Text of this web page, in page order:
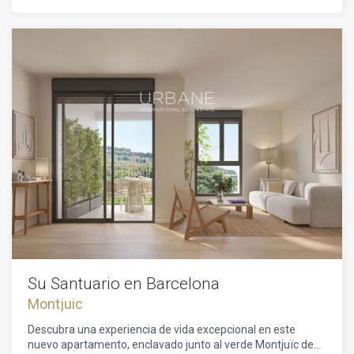
sostenible. Cada rincón de este hogar refleja el enfoque
estéticas que valoran el entorno natural.Si deseas un estilo
de vida que fusiona lo urbano con lo sereno, esta vivienda
en Montjuïc se presenta como tu refugio ideal. Aquí no solo
adquieres una residencia sino un marco para disfrutar la
vida según los ritmos de Barcelona, rodeado de naturaleza
pero conectado con el vibrante latido de la ciudad. Tu nueva
etapa comienza aquí, en Montjuïc.
arquitectónico innovador de Adoras Atelier Arquitectura, un
estudio reconocido por su enfoque sostenible, libre y
contemporáneo del diseño. El diseño del edificio integra la
sofisticación urbana con la serenidad de la naturaleza,
ofreciendo un estilo de vida inspirador que refleja lo mejor
del espíritu mediterráneo. La vivienda forma parte de un
complejo residencial que cuenta con zonas comunes
meticulosamente diseñadas, entre las que se incluyen un
gimnasio y una azotea con piscina, que invitan a los
residentes a relajarse mientras disfrutan de unas
impresionantes vistas de la ciudad. Su ubicación estratégica
te sitúa a solo unos minutos de los servicios esenciales:
colegios, supermercados, farmacias, centros de salud,
un paso de tu puerta. También hay disponible una plaza de
icónica, las hermosas playas y las experiencias
gastronómicas y de compras de primer nivel están todos a
poca distancia. Ya sea que busques un refugio tranquilo
Su Santuario en Barcelona
Montjuic
Descubra una experiencia de vida excepcional en este
nuevo apartamento, enclavado junto al verde Montjuïc de